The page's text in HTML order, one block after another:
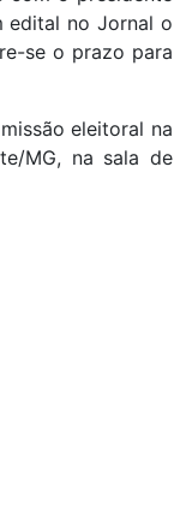
edital no Jornal o
se o prazo para
eleitoral na
MG, na sala de